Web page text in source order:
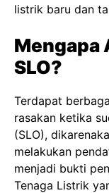
listrik baru dan
Mengapa
SLO?
Terdapat
rasakan ketika
(SLO),
melakukan
menjadi bukti
Tenaga Listrik